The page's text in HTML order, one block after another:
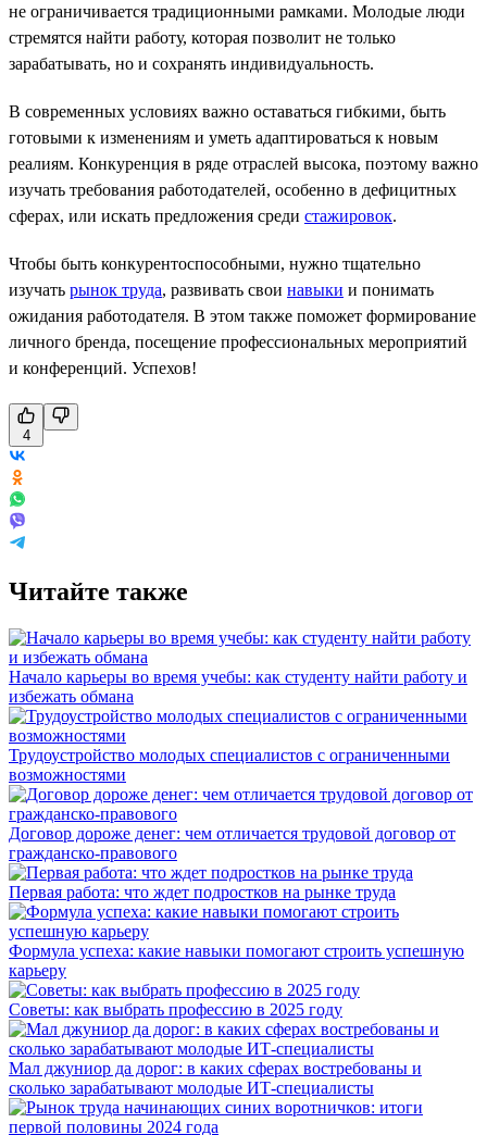
не ограничивается традиционными рамками. Молодые люди
стремятся найти работу, которая позволит не только
зарабатывать, но и сохранять индивидуальность.
В современных условиях важно оставаться гибкими, быть
готовыми к изменениям и уметь адаптироваться к новым
реалиям. Конкуренция в ряде отраслей высока, поэтому важно
изучать требования работодателей, особенно в дефицитных
сферах, или искать предложения среди стажировок.
Чтобы быть конкурентоспособными, нужно тщательно
изучать рынок труда, развивать свои навыки и понимать
ожидания работодателя. В этом также поможет формирование
личного бренда, посещение профессиональных мероприятий
и конференций. Успехов!
4
Читайте также
Начало карьеры во время учебы: как студенту найти работу и
избежать обмана
Трудоустройство молодых специалистов с ограниченными
возможностями
Договор дороже денег: чем отличается трудовой договор от
гражданско-правового
Первая работа: что ждет подростков на рынке труда
Формула успеха: какие навыки помогают строить успешную
карьеру
Советы: как выбрать профессию в 2025 году
Мал джуниор да дорог: в каких сферах востребованы и
сколько зарабатывают молодые ИТ-специалисты